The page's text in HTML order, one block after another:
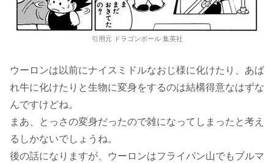
引用元 ドラゴンボール 集英社
ウーロンは以前にナイスミドルなおじ様に化けたり、あば
れ牛に化けたりと生物に変身をするのは結構得意なはずな
んですけどね。
まあ、とっさの変身だったので雑になってしまったと考え
るしかないでしょうね。
後の話になりますが、ウーロンはフライパン山でもブルマ